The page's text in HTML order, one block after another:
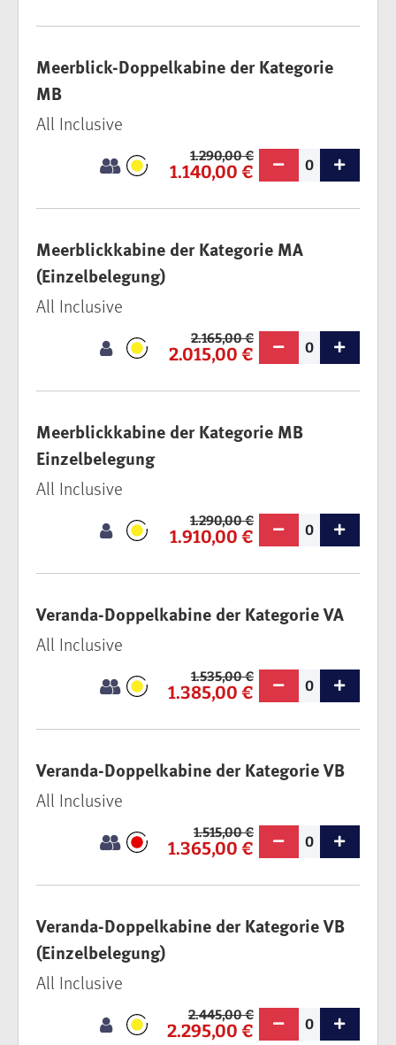
Meerblick-Doppelkabine der Kategorie
MB
1.290,00 €
1.140,00 € 0
All Inclusive
Meerblickkabine der Kategorie MA
(Einzelbelegung)
2.165,00 €
2.015,00 € 0
All Inclusive
Meerblickkabine der Kategorie MB
Einzelbelegung
1.290,00 €
1.910,00 € 0
All Inclusive
Veranda-Doppelkabine der Kategorie VA
1.535,00 €
1.385,00 € 0
All Inclusive
Veranda-Doppelkabine der Kategorie VB
1.515,00 €
1.365,00 € 0
All Inclusive
Veranda-Doppelkabine der Kategorie VB
(Einzelbelegung)
2.445,00 €
2.295,00 € 0
All Inclusive